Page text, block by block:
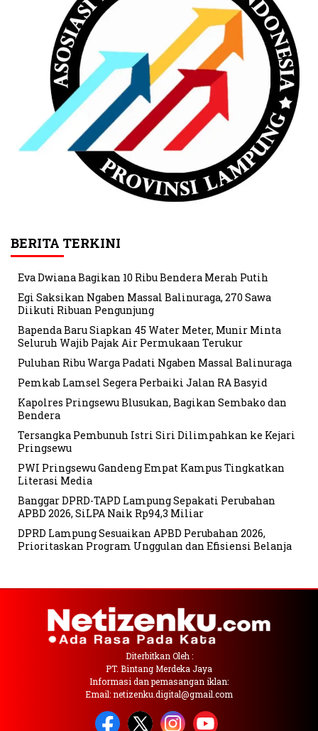
BERITA TERKINI
Eva Dwiana Bagikan 10 Ribu Bendera Merah Putih
Egi Saksikan Ngaben Massal Balinuraga, 270 Sawa
Diikuti Ribuan Pengunjung
Bapenda Baru Siapkan 45 Water Meter, Munir Minta
Seluruh Wajib Pajak Air Permukaan Terukur
Puluhan Ribu Warga Padati Ngaben Massal Balinuraga
Pemkab Lamsel Segera Perbaiki Jalan RA Basyid
Kapolres Pringsewu Blusukan, Bagikan Sembako dan
Bendera
Tersangka Pembunuh Istri Siri Dilimpahkan ke Kejari
Pringsewu
PWI Pringsewu Gandeng Empat Kampus Tingkatkan
Literasi Media
Banggar DPRD-TAPD Lampung Sepakati Perubahan
APBD 2026, SiLPA Naik Rp94,3 Miliar
DPRD Lampung Sesuaikan APBD Perubahan 2026,
Prioritaskan Program Unggulan dan Efisiensi Belanja
Diterbitkan Oleh :
PT. Bintang Merdeka Jaya
Informasi dan pemasangan iklan:
Email: netizenku.digital@gmail.com